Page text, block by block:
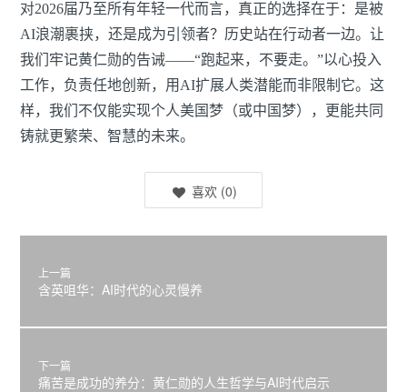
对2026届乃至所有年轻一代而言，真正的选择在于：是被
AI浪潮裹挟，还是成为引领者？历史站在行动者一边。让
我们牢记黄仁勋的告诫——“跑起来，不要走。”以心投入
工作，负责任地创新，用AI扩展人类潜能而非限制它。这
样，我们不仅能实现个人美国梦（或中国梦），更能共同
铸就更繁荣、智慧的未来。
喜欢 (0)
上一篇
含英咀华：AI时代的心灵慢养
下一篇
痛苦是成功的养分：黄仁勋的人生哲学与AI时代启示